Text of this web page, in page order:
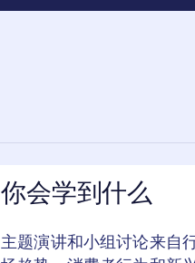
你会学到什么
主题演讲和小组讨论来自